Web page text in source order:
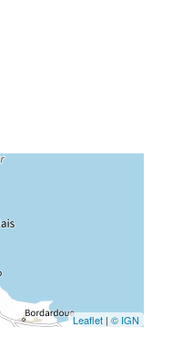
Leaflet | © IGN